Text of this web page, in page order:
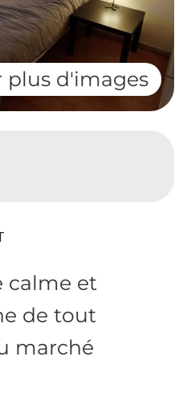
plus d'images
calme et
de tout
marché